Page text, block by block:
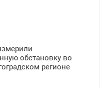
обстановку во
регионе